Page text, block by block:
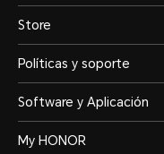
Store
Políticas y soporte
Software y Aplicación
My HONOR